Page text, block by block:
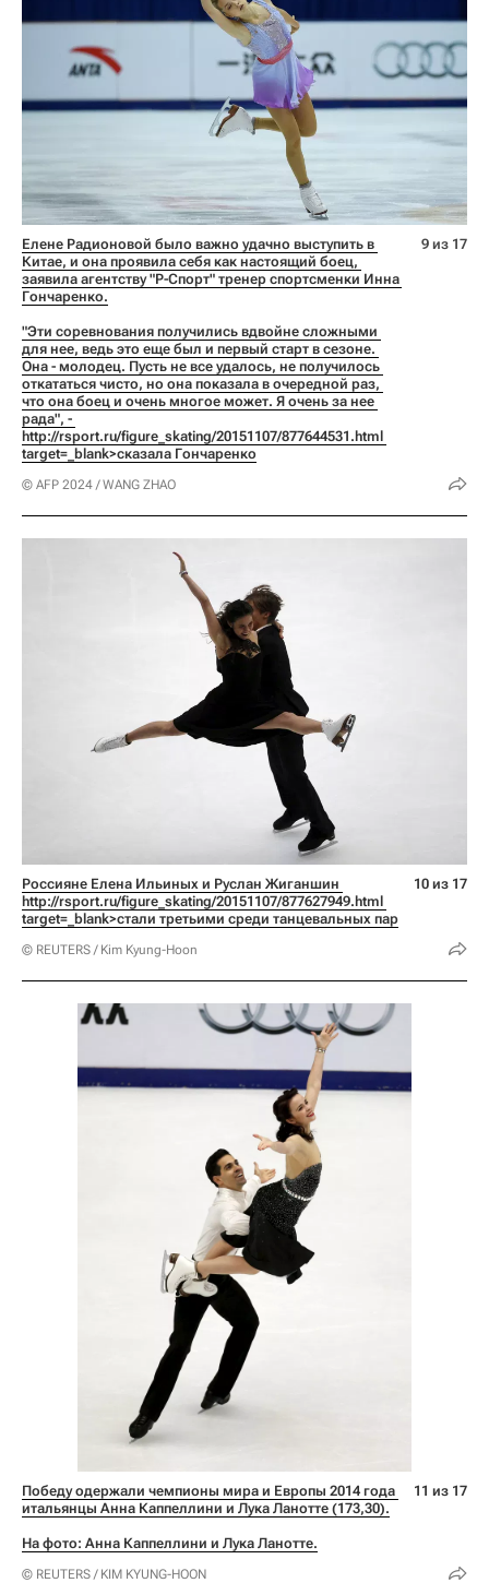
Елене Радионовой было важно удачно выступить в
Китае, и она проявила себя как настоящий боец,
заявила агентству "Р-Спорт" тренер спортсменки Инна
Гончаренко.
"Эти соревнования получились вдвойне сложными
для нее, ведь это еще был и первый старт в сезоне.
Она - молодец. Пусть не все удалось, не получилось
откататься чисто, но она показала в очередной раз,
что она боец и очень многое может. Я очень за нее
http://rsport.ru/figure_skating/20151107/877644531.html
target=_blank>сказала Гончаренко
© AFP 2024 / WANG ZHAO
9 из 17
http://rsport.ru/figure_skating/20151107/877627949.html
target=_blank>стали третьими среди танцевальных пар
© REUTERS / Kim Kyung-Hoon
10 из 17
Победу одержали чемпионы мира и Европы 2014 года
итальянцы Анна Каппеллини и Лука Ланотте (173,30).
На фото: Анна Каппеллини и Лука Ланотте.
© REUTERS / KIM KYUNG-HOON
11 из 17